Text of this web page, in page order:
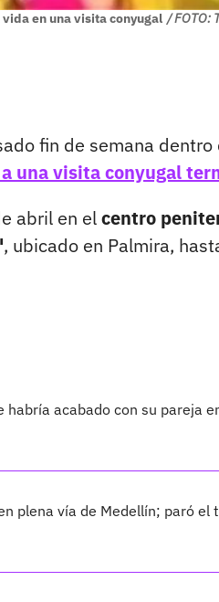
en una visita conyugal / FOTO:
fin de semana dentro
una visita conyugal
abril en elcentro
, ubicado en Palmira,
habría acabado con su pareja
plena vía de Medellín; paró el